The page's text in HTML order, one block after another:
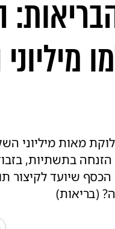
מאות מיליוני
שיועד לקיצור
(בריאות)